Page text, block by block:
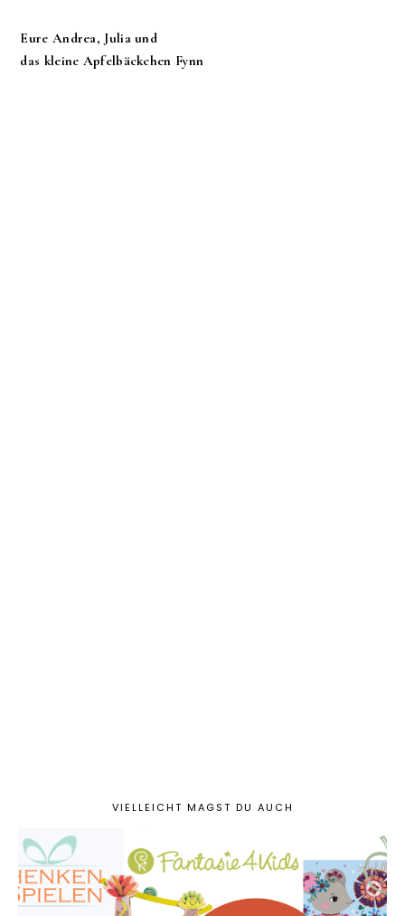
Eure Andrea, Julia und
das kleine Apfelbäckchen Fynn
VIELLEICHT MAGST DU AUCH